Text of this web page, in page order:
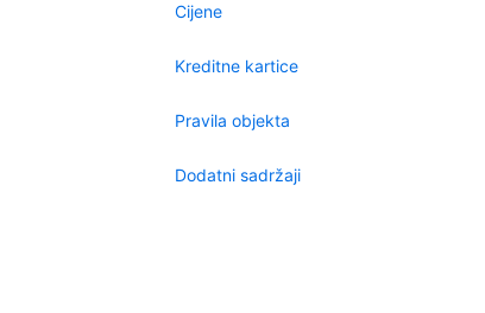
Cijene
Kreditne kartice
Pravila objekta
Dodatni sadržaji